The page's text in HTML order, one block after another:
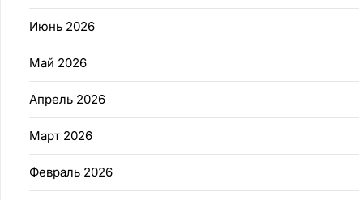
Июнь 2026
Май 2026
Апрель 2026
Март 2026
Февраль 2026